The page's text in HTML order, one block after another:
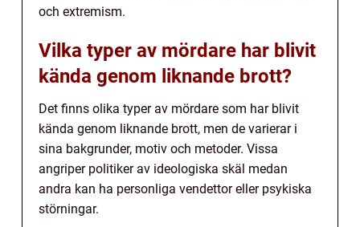
och extremism.
Vilka typer av mördare har blivit
kända genom liknande brott?
Det finns olika typer av mördare som har blivit
kända genom liknande brott, men de varierar i
sina bakgrunder, motiv och metoder. Vissa
angriper politiker av ideologiska skäl medan
andra kan ha personliga vendettor eller psykiska
störningar.